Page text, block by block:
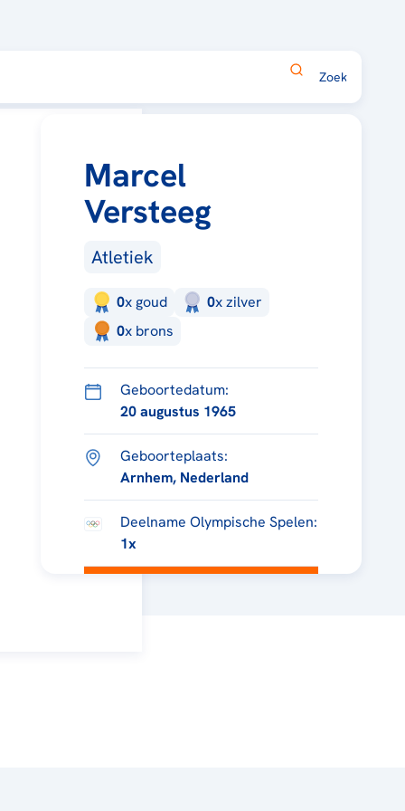
Marcel
Versteeg
Atletiek
0x goud 0xzilver
0x brons
Geboortedatum:
20 augustus 1965
Geboorteplaats:
Arnhem, Nederland
Deelname Olympische Spelen:
1x